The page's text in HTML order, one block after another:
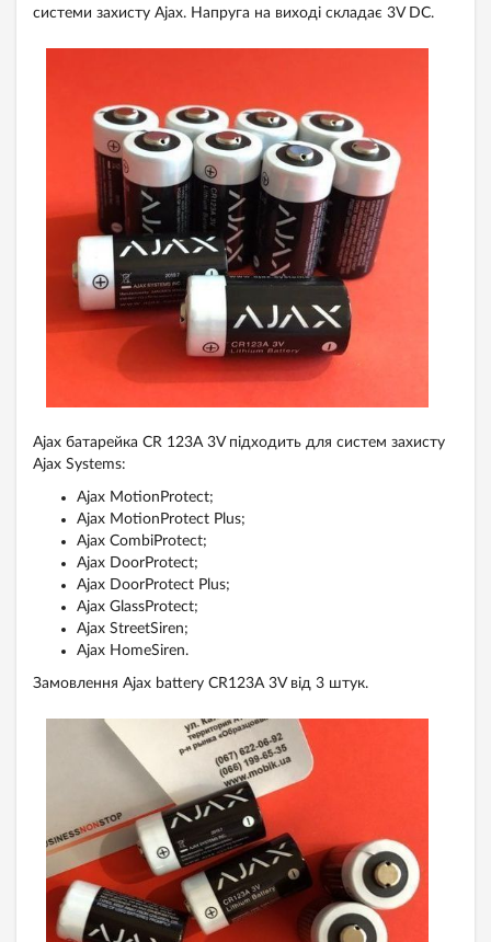
системи захисту Ajax. Напруга на виході складає 3V DC.
Ajax батарейка CR 123A 3V підходить для систем захисту
Ajax Systems:
Ajax MotionProtect;
Ajax MotionProtect Plus;
Ajax CombiProtect;
Ajax DoorProtect;
Ajax DoorProtect Plus;
Ajax GlassProtect;
Ajax StreetSiren;
Ajax HomeSiren.
Замовлення Ajax battery CR123A 3V від 3 штук.